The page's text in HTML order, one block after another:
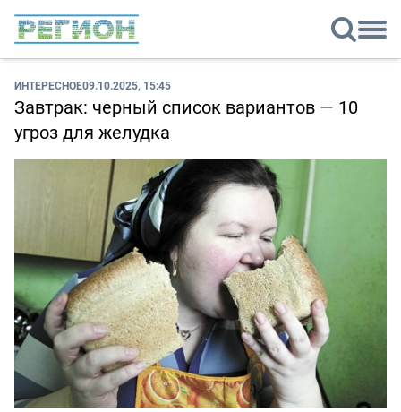
ИНТЕРЕСНОЕ09.10.2025, 15:45
Завтрак: черный список вариантов — 10
угроз для желудка